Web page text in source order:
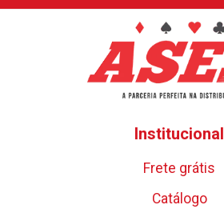
Institucional
Frete grátis
Catálogo